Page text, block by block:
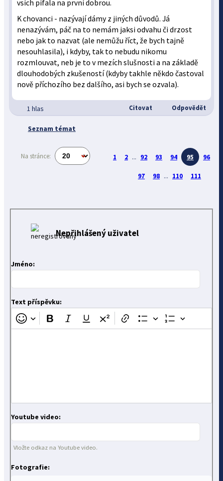
vsích pifala na první dobrou.
K chovanci - nazývají dámy z jiných důvodů. Já
nenazývám, páč na to nemám jaksi odvahu či drzost
nebo jak to nazvat (ale nemůžu říct, že bych tajně
nesouhlasila), i kdyby, tak to nebudu nikomu
rozmlouvat, neb je to v mezích slušnosti a na základě
dlouhodobých zkušeností (kdyby takhle někdo častoval
nově příchozího bez dalšího, asi bych se ozvala).
1 hlas Citovat Odpovědět
Seznam témat
Na stránce: 1 2 ... 92 93 94 95 96
97 98 ... 110 111
Nepřihlášený uživatel
Jméno:
Text příspěvku:
Youtube video:
Vložte odkaz na Youtube video.
Fotografie: